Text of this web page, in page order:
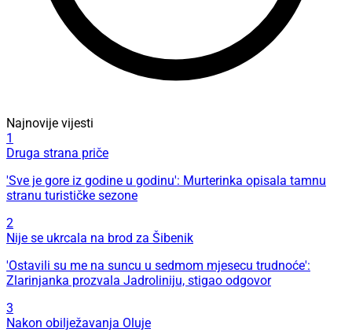
Najnovije vijesti
1
Druga strana priče
'Sve je gore iz godine u godinu': Murterinka opisala tamnu
stranu turističke sezone
2
Nije se ukrcala na brod za Šibenik
'Ostavili su me na suncu u sedmom mjesecu trudnoće':
Zlarinjanka prozvala Jadroliniju, stigao odgovor
3
Nakon obilježavanja Oluje